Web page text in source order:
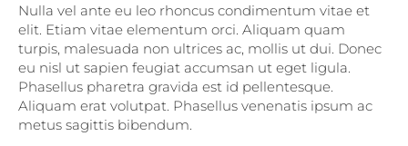
Nulla vel ante eu leo rhoncus condimentum vitae et
elit. Etiam vitae elementum orci. Aliquam quam
turpis, malesuada non ultrices ac, mollis ut dui. Donec
eu nisl ut sapien feugiat accumsan ut eget ligula.
Phasellus pharetra gravida est id pellentesque.
Aliquam erat volutpat. Phasellus venenatis ipsum ac
metus sagittis bibendum.